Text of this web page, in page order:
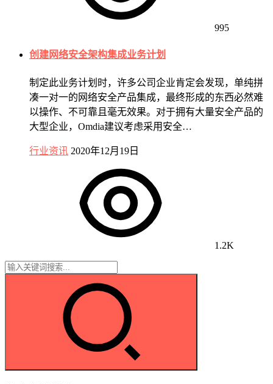
995
创建网络安全架构集成业务计划
制定此业务计划时，许多公司企业肯定会发现，单纯拼
凑一对一的网络安全产品集成，最终形成的东西必然难
以操作、不可靠且毫无效果。对于拥有大量安全产品的
大型企业，Omdia建议考虑采用安全…
行业资讯 2020年12月19日
1.2K